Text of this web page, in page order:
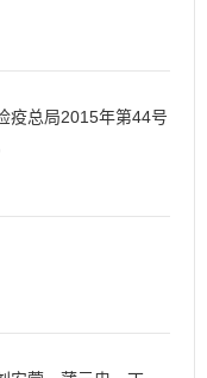
疫总局2015年第44号